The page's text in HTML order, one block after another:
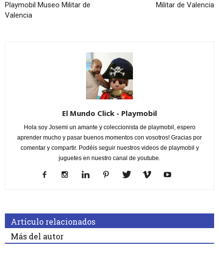
Playmobil Museo Militar de
Valencia
Militar de Valencia
El Mundo Click - Playmobil
Hola soy Josemi un amante y coleccionista de playmobil, espero
aprender mucho y pasar buenos momentos con vosotros! Gracias por
comentar y compartir. Podéis seguir nuestros videos de playmobil y
juguetes en nuestro canal de youtube.
Artículo relacionados
Más del autor